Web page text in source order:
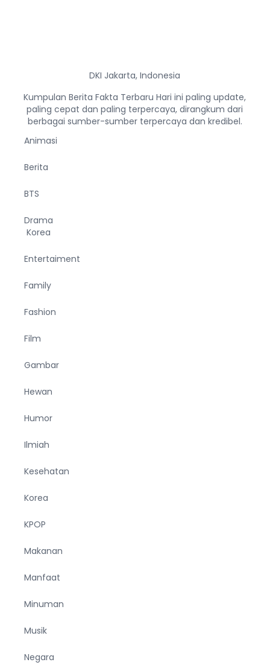
DKI Jakarta, Indonesia
Kumpulan Berita Fakta Terbaru Hari ini paling update,
paling cepat dan paling terpercaya, dirangkum dari
berbagai sumber-sumber terpercaya dan kredibel.
Animasi
Berita
BTS
Drama
Korea
Entertaiment
Family
Fashion
Film
Gambar
Hewan
Humor
Ilmiah
Kesehatan
Korea
KPOP
Makanan
Manfaat
Minuman
Musik
Negara